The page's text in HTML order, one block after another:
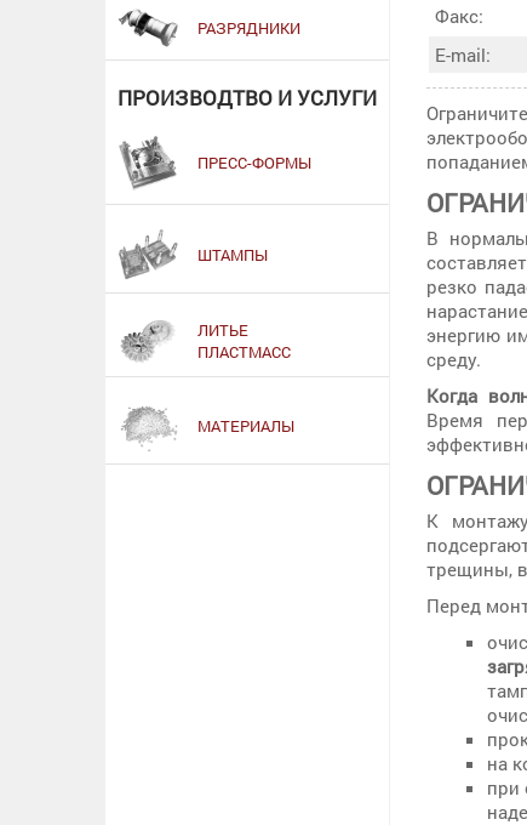
РАЗРЯДНИКИ
ПРОИЗВОДТВО И УСЛУГИ
ПРЕСС-ФОРМЫ
ШТАМПЫ
ЛИТЬЕ
ПЛАСТМАСС
МАТЕРИАЛЫ
Факс:
E-mail:
В
резко
энергию
среду.
Когда
Время
К
трещины,
Перед
на
при